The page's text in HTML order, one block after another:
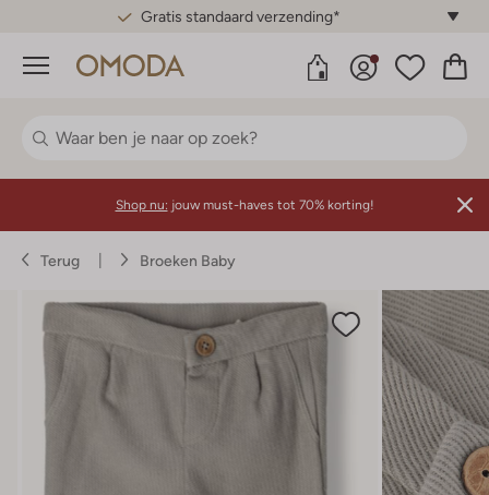
Gratis standaard verzending*
Menu
Shop nu: jouw must-haves tot 70% korting!
Terug Broeken Baby